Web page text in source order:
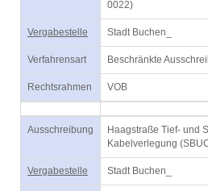
0022)
Vergabestelle Stadt Buchen_
Verfahrensart Beschränkte
Rechtsrahmen VOB
Ausschreibung
Haagstraße Tief- und
Kabelverlegung
Vergabestelle Stadt Buchen_